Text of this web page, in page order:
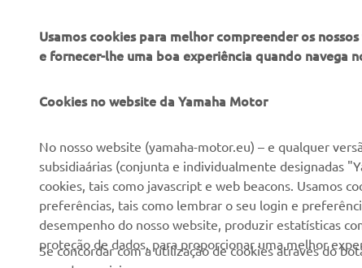
EMPRESA
Notícias
Imprensa
Catálogos
Trabalhar na Yamaha
PARA EMPRESAS
NEO's Delivery
Sistemas eBike
Campos de golfe
Socorristas
Usamos cookies para melhor compreender os
e fornecer-lhe uma boa experiência quando navega
Cookies no website da Yamaha Motor
No nosso website (yamaha-motor.eu) – e qualquer
subsidiaárias (conjunta e individualmente designadas
cookies, tais como javascript e web beacons. Usamos
preferências, tais como lembrar o seu login e
desempenho do nosso website, produzir estatísticas
proteção de dados, para proporcionar uma melhor
Se concordar com a utilização de cookies através do